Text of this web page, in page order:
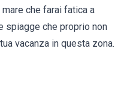
che farai fatica a
spiagge che proprio non
vacanza in questa zona.